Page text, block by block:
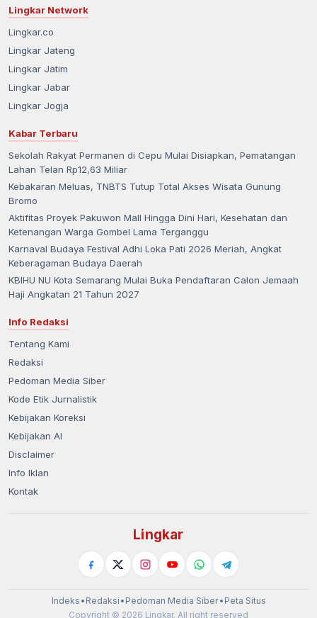
Lingkar Network
Lingkar.co
Lingkar Jateng
Lingkar Jatim
Lingkar Jabar
Lingkar Jogja
Kabar Terbaru
Sekolah Rakyat Permanen di Cepu Mulai Disiapkan, Pematangan
Lahan Telan Rp12,63 Miliar
Kebakaran Meluas, TNBTS Tutup Total Akses Wisata Gunung
Bromo
Aktifitas Proyek Pakuwon Mall Hingga Dini Hari, Kesehatan dan
Ketenangan Warga Gombel Lama Terganggu
Karnaval Budaya Festival Adhi Loka Pati 2026 Meriah, Angkat
Keberagaman Budaya Daerah
KBIHU NU Kota Semarang Mulai Buka Pendaftaran Calon Jemaah
Haji Angkatan 21 Tahun 2027
Info Redaksi
Tentang Kami
Redaksi
Pedoman Media Siber
Kode Etik Jurnalistik
Kebijakan Koreksi
Kebijakan AI
Disclaimer
Info Iklan
Kontak
Lingkar
Indeks • Redaksi • Pedoman Media Siber• Peta Situs
Copyright © 2026 Lingkar. All right reserved